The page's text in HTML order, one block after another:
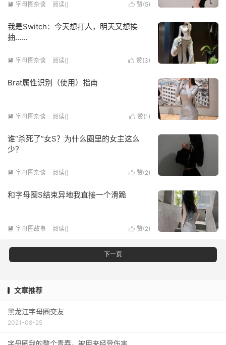
 赞(5)
 字母圈杂谈 阅读()
我是Switch：今天想打人，明天又想挨
抽……
 赞(3)
 字母圈杂谈 阅读()
Brat属性识别（使用）指南
 赞(1 )
 字母圈杂谈 阅读()
谁“杀死了”女S？为什么圈里的女主这么
少？
 赞(2)
 字母圈杂谈 阅读()
和字母圈S结束异地我直接一个滑跪
 赞(2)
 字母圈故事 阅读()
下一页
文章推荐
黑龙江字母圈交友
2021-08-25
字母圈我的整个青春，被用来经受伤害